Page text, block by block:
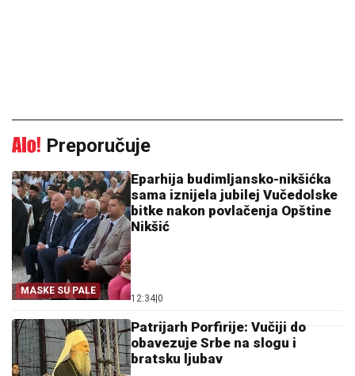
Preporučuje
MASKE SU PALE
Eparhija budimljansko-nikšićka
sama iznijela jubilej Vučedolske
bitke nakon povlačenja Opštine
Nikšić
12:34 0
Patrijarh Porfirije: Vučiji do
obavezuje Srbe na slogu i
bratsku ljubav